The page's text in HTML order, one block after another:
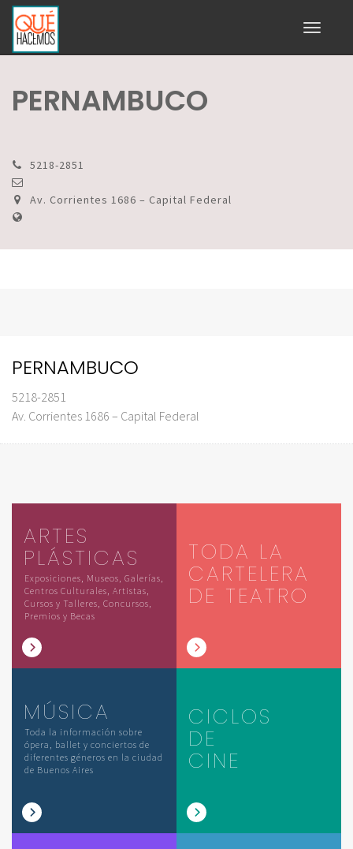
Toggle
PERNAMBUCO
5218-2851
Av. Corrientes 1686 – Capital Federal
PERNAMBUCO
5218-2851
Av. Corrientes 1686 – Capital Federal
ARTES
PLÁSTICAS
Exposiciones, Museos, Galerías,
Centros Culturales, Artistas,
Cursos y Talleres, Concursos,
Premios y Becas
TODA LA
CARTELERA
DE TEATRO
MÚSICA
Toda la información sobre
ópera, ballet y conciertos de
diferentes géneros en la ciudad
de Buenos Aires
CICLOS
DE
CINE